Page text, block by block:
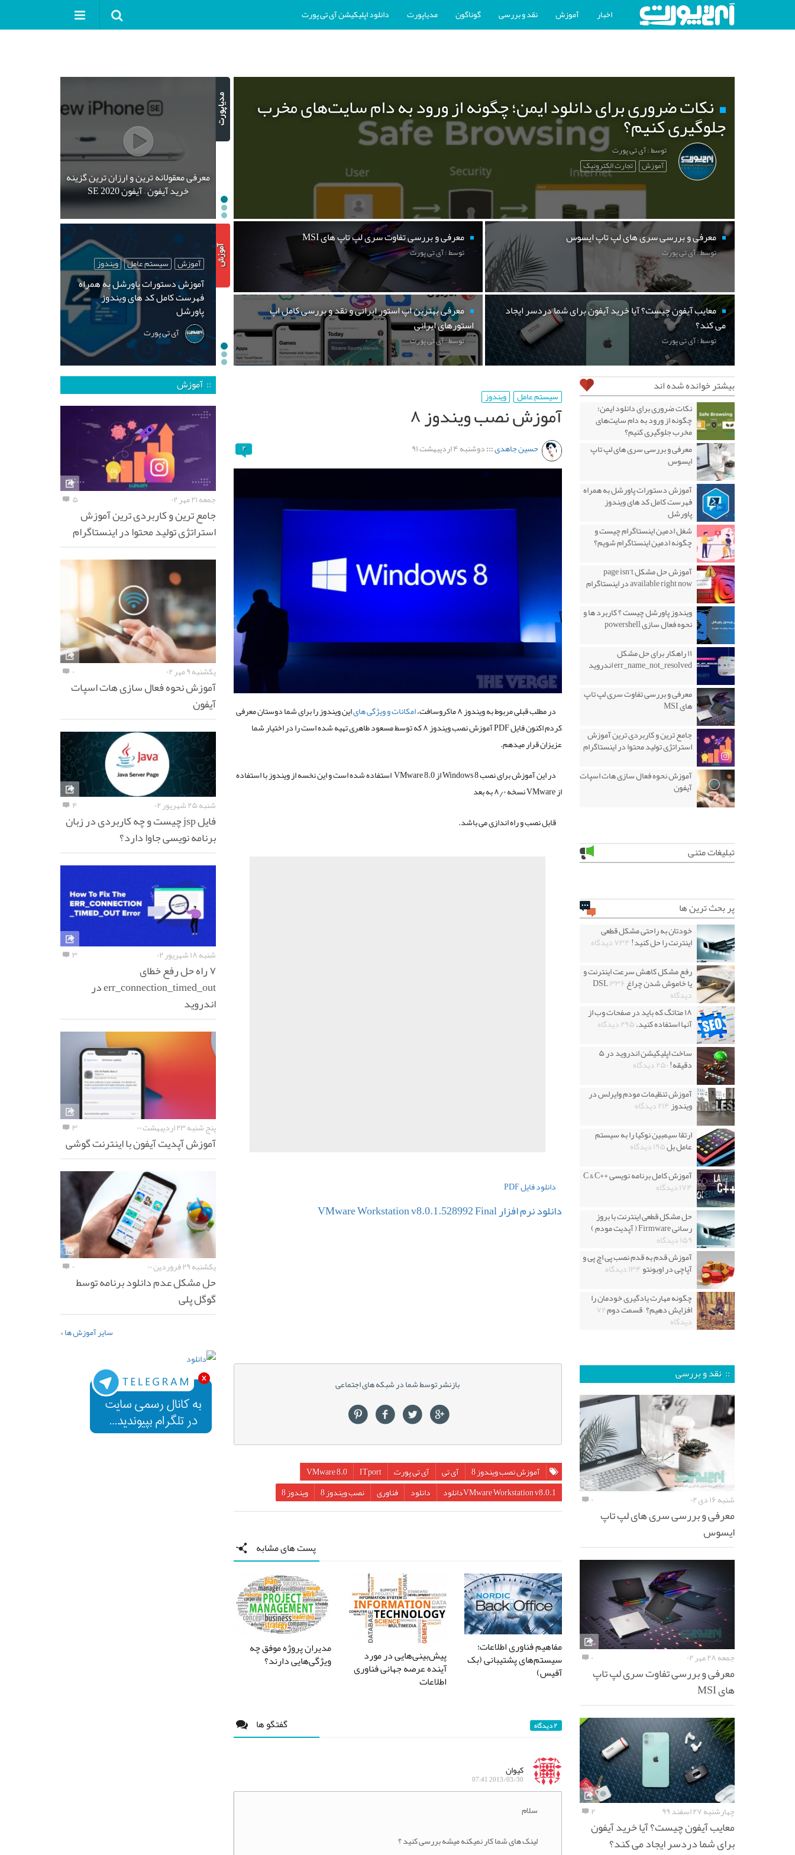
اخبار آموزش نقد و بررسی گوناگون مدیاپورت دانلود اپلیکیشن آی تی پورت
نکات ضروری برای دانلود ایمن؛ چگونه از ورود به دام سایت‌های مخرب
جلوگیری کنیم؟
توسط : آی تی پورت
آموزش تجارت الکترونیک
معرفی و بررسی سری های لپ تاپ ایسوس
توسط : آی تی پورت
معرفی و بررسی تفاوت سری لپ تاپ های MSI
توسط : آی تی پورت
معایب آیفون چیست؟ آیا خرید آیفون برای شما دردسر ایجاد
می کند؟
توسط : آی تی پورت
معرفی بهترین اپ استور ایرانی و نقد و بررسی کامل اپ
استورهای ایرانی
توسط : آی تی پورت
معرفی معقولانه ترین و ارزان ترین گزینه
خرید آیفون – آیفون SE 2020
آموزش سیستم عامل ویندوز
آموزش دستورات پاورشل به همراه
فهرست کامل کد های ویندوز
پاورشل
آی تی پورت
سیستم عامل ویندوز
آموزش نصب ویندوز ۸
حسین جاهدی:::دوشنبه ۴ اردیبهشت ۹۱ ۲
در مطلب قبلی مربوط به ویندوز ۸ ماکروسافت، امکانات و ویژگی هایاین ویندوز را برای شما دوستان معرفی
کردم اکنون فایل PDF آموزش نصب ویندوز ۸ که توسط مسعود طاهری تهیه شده است را در اختیار شما
عزیزان قرار میدهم.
در این آموزش برای نصب Windows 8 از VMware 8.0 استفاده شده است و این نخسه از ویندوز با استفاده
از VMware نسخه ۸٫۰ به بعد
قابل نصب و راه اندازی می باشد.
دانلود فایل PDF
دانلود نرم افزار VMware Workstation v8.0.1.528992 Final
بازنشر توسط شما در شبکه های اجتماعی
آموزش نصب ویندوز 8 آی تی آی تی پورت ITport
VMware 8.0
VMware Workstation v8.0.1دانلود
دانلود فناوری نصب ویندوز 8 ویندوز 8
پست های مشابه
مفاهیم فناوری اطلاعات؛
سیستم‌های پشتیبانی (بک
آفیس)
پیش‌بینی‌هایی در مورد
آینده عرصه جهانی فناوری
اطلاعات
مدیران پروژه موفق چه
ویژگی‌هایی دارند؟
گفتگو ها ۲ دیدگاه
کیوان
2013/03/30 07:41
سلام
لینک های شما کار نمیکنه میشه بررسی کنید ؟
بیشتر خوانده شده اند
نکات ضروری برای دانلود ایمن؛
چگونه از ورود به دام سایت‌های
مخرب جلوگیری کنیم؟
معرفی و بررسی سری های لپ تاپ
ایسوس
آموزش دستورات پاورشل به همراه
فهرست کامل کد های ویندوز
پاورشل
شغل ادمین اینستاگرام چیست و
چگونه ادمین اینستاگرام شویم؟
آموزش حل مشکل page isn’t
available right now در اینستاگرام
ویندوز پاورشل چیست ؟ کاربرد ها و
نحوه فعال سازی powershell
۱۱ راهکار برای حل مشکل
err_name_not_resolved اندروید
معرفی و بررسی تفاوت سری لپ تاپ
های MSI
جامع ترین و کاربردی ترین آموزش
استراتژی تولید محتوا در اینستاگرام
آموزش نحوه فعال سازی هات اسپات
آیفون
تبلیغات متنی
پر بحث ترین ها
خودتان به راحتی مشکل قطعی
اینترنت را حل کنید!۷۳۴ دیدگاه
رفع مشکل کاهش سرعت اینترنت و
یا خاموش شدن چراغ DSL۳۳۶
دیدگاه
۱۸ متاتگ که باید در صفحات وب از
آنها استفاده کنید.۲۹۵ دیدگاه
ساخت اپلیکیشن اندروید در ۵
دقیقه!۲۵۰ دیدگاه
آموزش تنظیمات مودم وایرلس در
ویندوز۲۱۴ دیدگاه
ارتقا سیمبین نوکیا را به سیستم
عامل بل۱۹۵ دیدگاه
آموزش کامل برنامه نویسی ++C & C
۱۷۴ دیدگاه
حل مشکل قطعی اینترنت با بروز
رسانی Firmware ( آپدیت مودم )
۱۵۹ دیدگاه
آموزش قدم به قدم نصب پی اچ پی و
آپاچی در اوبونتو۱۳۴ دیدگاه
چگونه مهارت یادگیری خودمان را
افزایش دهیم؟ – قسمت دوم۷۲
دیدگاه
:: نقد و بررسی
شنبه ۱۶ دی ۰۲ ۰
معرفی و بررسی سری های لپ تاپ
ایسوس
جمعه ۲۸ مهر ۰۲ ۰
معرفی و بررسی تفاوت سری لپ تاپ
های MSI
چهارشنبه ۲۷ اسفند ۹۹ ۲
معایب آیفون چیست؟ آیا خرید آیفون
برای شما دردسر ایجاد می کند؟
:: آموزش
جمعه ۲۱ مهر ۰۲ ۵
جامع ترین و کاربردی ترین آموزش
استراتژی تولید محتوا در اینستاگرام
یکشنبه ۹ مهر ۰۲ ۰
آموزش نحوه فعال سازی هات اسپات
آیفون
شنبه ۲۵ شهریور ۰۲ ۴
فایل jsp چیست و چه کاربردی در زبان
برنامه نویسی جاوا دارد؟
شنبه ۱۸ شهریور ۰۲ ۳
۷ راه حل رفع خطای
err_connection_timed_out در
اندروید
پنج شنبه ۲۳ اردیبهشت ۰۰ ۳
آموزش آپدیت آیفون با اینترنت گوشی
یکشنبه ۲۹ فروردین ۰۰ ۰
حل مشکل عدم دانلود برنامه توسط
گوگل پلی
سایر آموزش ها »